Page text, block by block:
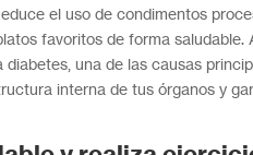
el uso de condimentos
favoritos de forma saludable.
una de las causas
interna de tus órganos y